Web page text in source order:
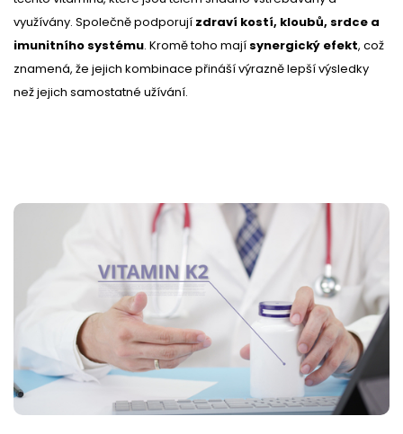
využívány. Společně podporují zdraví kostí, kloubů, srdce a
imunitního systému. Kromě toho mají synergický efekt, což
znamená, že jejich kombinace přináší výrazně lepší výsledky
než jejich samostatné užívání.